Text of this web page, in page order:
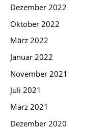
Dezember 2022
Oktober 2022
März 2022
Januar 2022
November 2021
Juli 2021
März 2021
Dezember 2020